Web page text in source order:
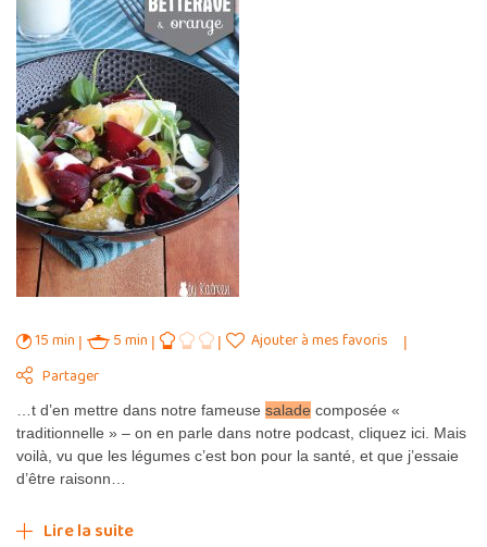
15 min 5 min
Ajouter à mes favoris
Partager
…t d’en mettre dans notre fameuse salade composée «
traditionnelle » – on en parle dans notre podcast, cliquez ici. Mais
voilà, vu que les légumes c’est bon pour la santé, et que j’essaie
d’être raisonn…
Lire la suite